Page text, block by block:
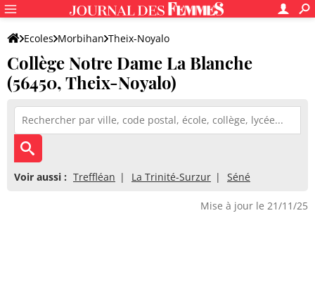
Ecoles Morbihan Theix-Noyalo
Collège Notre Dame La Blanche
Collège Notre Dame La Blanche
(56450, Theix-Noyalo)
Voir aussi : Treffléan La Trinité-Surzur Séné
Mise à jour le 21/11/25